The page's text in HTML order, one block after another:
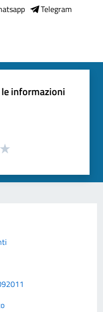
Telegram
informazioni